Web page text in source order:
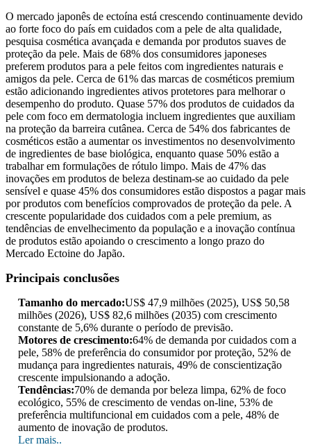
O mercado japonês de ectoína está crescendo continuamente devido
ao forte foco do país em cuidados com a pele de alta qualidade,
pesquisa cosmética avançada e demanda por produtos suaves de
proteção da pele. Mais de 68% dos consumidores japoneses
preferem produtos para a pele feitos com ingredientes naturais e
amigos da pele. Cerca de 61% das marcas de cosméticos premium
estão adicionando ingredientes ativos protetores para melhorar o
desempenho do produto. Quase 57% dos produtos de cuidados da
pele com foco em dermatologia incluem ingredientes que auxiliam
na proteção da barreira cutânea. Cerca de 54% dos fabricantes de
cosméticos estão a aumentar os investimentos no desenvolvimento
de ingredientes de base biológica, enquanto quase 50% estão a
trabalhar em formulações de rótulo limpo. Mais de 47% das
inovações em produtos de beleza destinam-se ao cuidado da pele
sensível e quase 45% dos consumidores estão dispostos a pagar mais
por produtos com benefícios comprovados de proteção da pele. A
crescente popularidade dos cuidados com a pele premium, as
tendências de envelhecimento da população e a inovação contínua
de produtos estão apoiando o crescimento a longo prazo do
Mercado Ectoine do Japão.
Principais conclusões
Tamanho do mercado:US$ 47,9 milhões (2025), US$ 50,58
milhões (2026), US$ 82,6 milhões (2035) com crescimento
constante de 5,6% durante o período de previsão.
Motores de crescimento:64% de demanda por cuidados com a
pele, 58% de preferência do consumidor por proteção, 52% de
mudança para ingredientes naturais, 49% de conscientização
crescente impulsionando a adoção.
Tendências:70% de demanda por beleza limpa, 62% de foco
ecológico, 55% de crescimento de vendas on-line, 53% de
preferência multifuncional em cuidados com a pele, 48% de
aumento de inovação de produtos.
Ler mais..